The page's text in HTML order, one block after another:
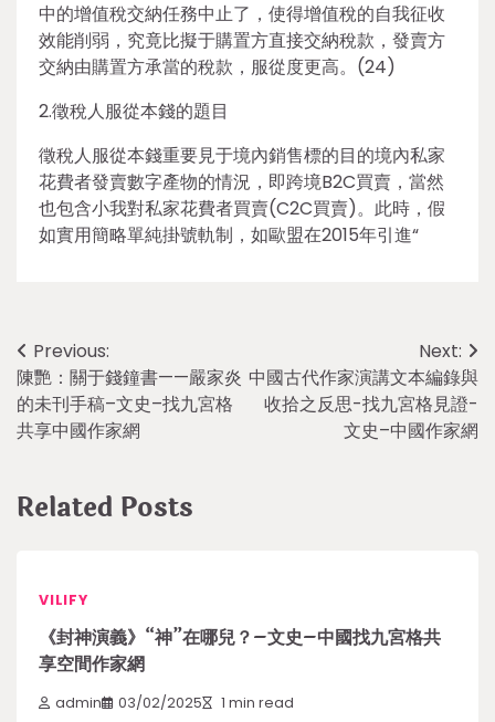
中的增值稅交納任務中止了，使得增值稅的自我征收
效能削弱，究竟比擬于購置方直接交納稅款，發賣方
交納由購置方承當的稅款，服從度更高。(24)
2.徵稅人服從本錢的題目
徵稅人服從本錢重要見于境內銷售標的目的境內私家
花費者發賣數字產物的情況，即跨境B2C買賣，當然
也包含小我對私家花費者買賣(C2C買賣)。此時，假
如實用簡略單純掛號軌制，如歐盟在2015年引進“
Post
navigation
Previous:
陳艷：關于錢鐘書——嚴家炎
的未刊手稿–文史–找九宮格
共享中國作家網
Next:
中國古代作家演講文本編錄與
收拾之反思-找九宮格見證-
文史–中國作家網
Related Posts
VILIFY
《封神演義》“神”在哪兒？–文史–中國找九宮格共
享空間作家網
admin 03/02/2025 1 min read